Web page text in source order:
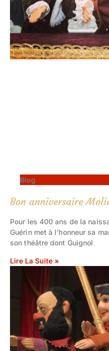
Blog
Bon anniversaire
Pour les 400 ans de la
Guérin met à l’honneur sa
son théâtre dont Guignol
Lire La Suite »